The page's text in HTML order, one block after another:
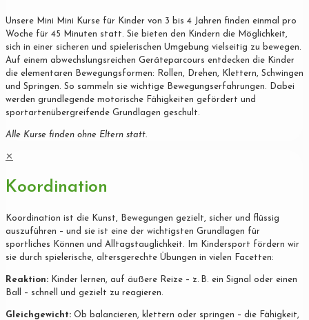
Unsere Mini Mini Kurse für Kinder von 3 bis 4 Jahren finden einmal pro
Woche für 45 Minuten statt. Sie bieten den Kindern die Möglichkeit,
sich in einer sicheren und spielerischen Umgebung vielseitig zu bewegen.
Auf einem abwechslungsreichen Geräteparcours entdecken die Kinder
die elementaren Bewegungsformen: Rollen, Drehen, Klettern, Schwingen
und Springen. So sammeln sie wichtige Bewegungserfahrungen. Dabei
werden grundlegende motorische Fähigkeiten gefördert und
sportartenübergreifende Grundlagen geschult.
Alle Kurse finden ohne Eltern statt.
✕
Koordination
Koordination ist die Kunst, Bewegungen gezielt, sicher und flüssig
auszuführen – und sie ist eine der wichtigsten Grundlagen für
sportliches Können und Alltagstauglichkeit. Im Kindersport fördern wir
sie durch spielerische, altersgerechte Übungen in vielen Facetten:
Reaktion: Kinder lernen, auf äußere Reize – z. B. ein Signal oder einen
Ball – schnell und gezielt zu reagieren.
Gleichgewicht: Ob balancieren, klettern oder springen – die Fähigkeit,